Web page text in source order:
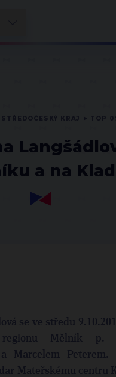
a na
se ve středu
Mělník p.
Marcelem Peterem.
Mateřskému centru